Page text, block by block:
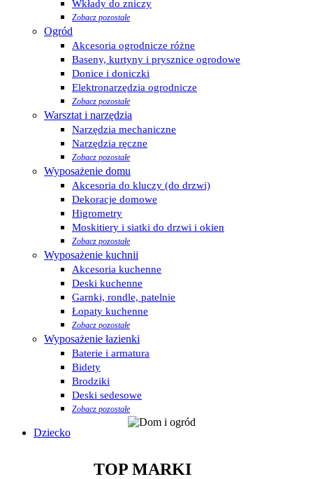
Wkłady do zniczy
Zobacz pozostałe
Ogród
Akcesoria ogrodnicze różne
Baseny, kurtyny i prysznice ogrodowe
Donice i doniczki
Elektronarzędzia ogrodnicze
Zobacz pozostałe
Warsztat i narzędzia
Narzędzia mechaniczne
Narzędzia ręczne
Zobacz pozostałe
Wyposażenie domu
Akcesoria do kluczy (do drzwi)
Dekoracje domowe
Higrometry
Moskitiery i siatki do drzwi i okien
Zobacz pozostałe
Wyposażenie kuchnii
Akcesoria kuchenne
Deski kuchenne
Garnki, rondle, patelnie
Łopaty kuchenne
Zobacz pozostałe
Wyposażenie łazienki
Baterie i armatura
Bidety
Brodziki
Deski sedesowe
Zobacz pozostałe
Dziecko
TOP MARKI